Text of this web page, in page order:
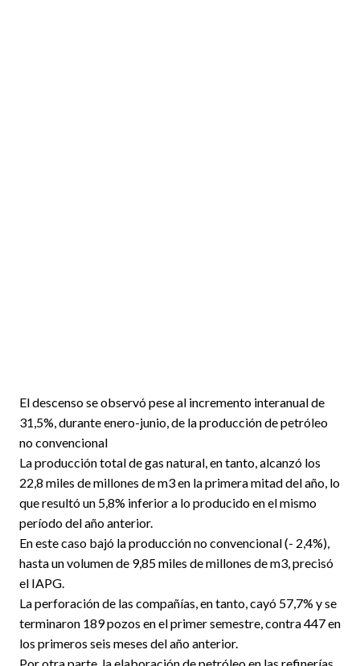
El descenso se observó pese al incremento interanual de
31,5%, durante enero-junio, de la producción de petróleo
no convencional
La producción total de gas natural, en tanto, alcanzó los
22,8 miles de millones de m3 en la primera mitad del año, lo
que resultó un 5,8% inferior a lo producido en el mismo
período del año anterior.
En este caso bajó la producción no convencional (- 2,4%),
hasta un volumen de 9,85 miles de millones de m3, precisó
el IAPG.
La perforación de las compañías, en tanto, cayó 57,7% y se
terminaron 189 pozos en el primer semestre, contra 447 en
los primeros seis meses del año anterior.